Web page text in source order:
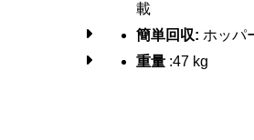
載
簡単回収: ホッパ
重量 :47 kg